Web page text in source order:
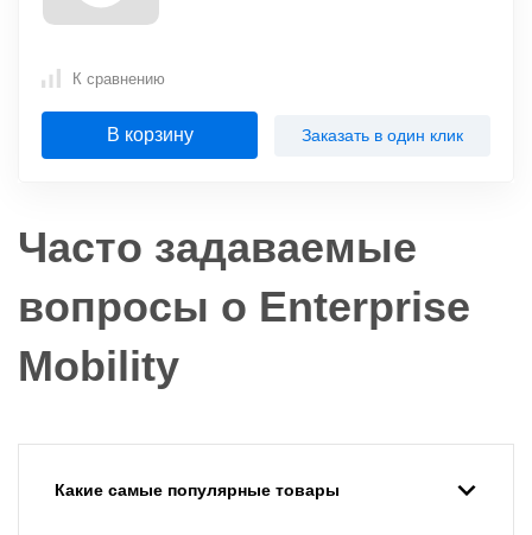
К сравнению
В корзину Заказать в один клик
Часто задаваемые
вопросы о Enterprise
Mobility
Какие самые популярные товары